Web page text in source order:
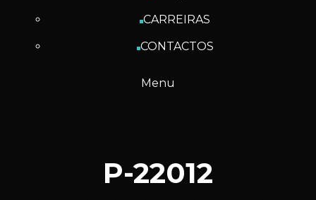
CARREIRAS
CONTACTOS
Menu
P-22012